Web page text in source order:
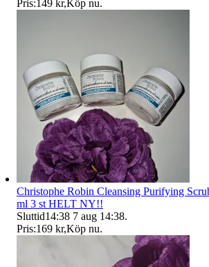
Pris:149 kr,Köp nu.
Christophe Robin Cleansing Purifying
ml 3 st HELT NY!!
Sluttid14:38 7 aug 14:38.
Pris:169 kr,Köp nu.